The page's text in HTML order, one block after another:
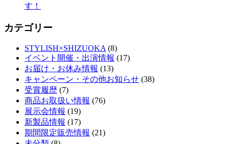
す！
カテゴリー
STYLISH×SHIZUOKA (8)
イベント開催・出演情報 (17)
お届け・お休み情報 (13)
キャンペーン・その他お知らせ (38)
受賞履歴 (7)
商品お取扱い情報 (76)
展示会情報 (19)
新製品情報 (17)
期間限定販売情報 (21)